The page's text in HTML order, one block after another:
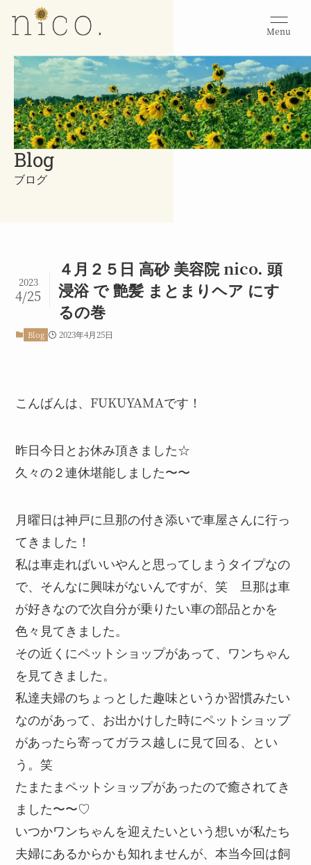
Menu
Blog
ブログ
４月２５日 高砂 美容院 nico. 頭
浸浴 で 艶髪 まとまりヘア にす
るの巻
2023
4/25
Blog 2023年4月25日
こんばんは、FUKUYAMAです！
昨日今日とお休み頂きました☆
久々の２連休堪能しました〜〜
月曜日は神戸に旦那の付き添いで車屋さんに行っ
てきました！
私は車走ればいいやんと思ってしまうタイプなの
で、そんなに興味がないんですが、笑 旦那は車
が好きなので次自分が乗りたい車の部品とかを
色々見てきました。
その近くにペットショップがあって、ワンちゃん
を見てきました。
私達夫婦のちょっとした趣味というか習慣みたい
なのがあって、お出かけした時にペットショップ
があったら寄ってガラス越しに見て回る、とい
う。笑
たまたまペットショップがあったので癒されてき
ました〜〜♡
いつかワンちゃんを迎えたいという想いが私たち
夫婦にあるからかも知れませんが、本当今回は飼